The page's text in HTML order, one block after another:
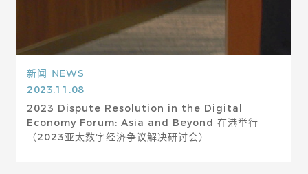
新闻 NEWS
2023.11.08
2023 Dispute Resolution in the Digital
Economy Forum: Asia and Beyond 在港举行
（2023亚太数字经济争议解决研讨会）